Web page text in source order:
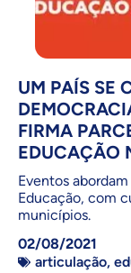
UM PAÍS SE
FIRMA
EDUCAÇÃO
Eventos
Educação, com
municípios.
02/08/2021
articulação,